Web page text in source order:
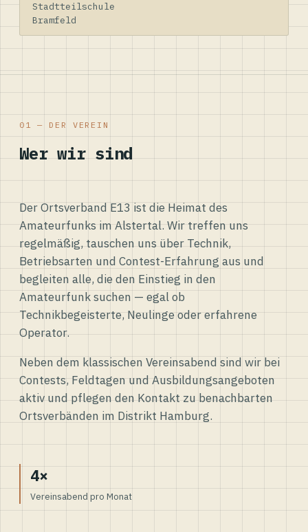
Stadtteilschule
Bramfeld
01 — DER VEREIN
Wer wir sind
Der Ortsverband E13 ist die Heimat des
Amateurfunks im Alstertal. Wir treffen uns
regelmäßig, tauschen uns über Technik,
Betriebsarten und Contest-Erfahrung aus und
begleiten alle, die den Einstieg in den
Amateurfunk suchen — egal ob
Technikbegeisterte, Neulinge oder erfahrene
Operator.
Neben dem klassischen Vereinsabend sind wir bei
Contests, Feldtagen und Ausbildungsangeboten
aktiv und pflegen den Kontakt zu benachbarten
Ortsverbänden im Distrikt Hamburg.
4×
Vereinsabend pro Monat